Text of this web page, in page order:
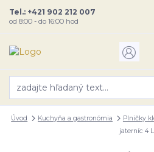
Tel.: +421 902 212 007
od 8:00 - do 16:00 hod
Úvod Kuchyňa a gastronómia Plničky
jaterníc 4 L